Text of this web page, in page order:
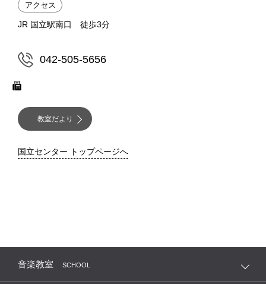
アクセス
JR 国立駅南口 徒歩3分
042-505-5656
教室だより
国立センター トップページへ
音楽教室 SCHOOL